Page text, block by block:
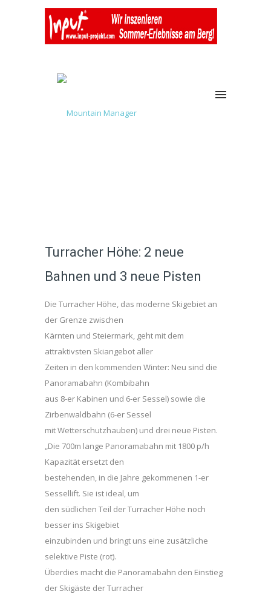
Turracher Höhe: 2 neue
Bahnen und 3 neue Pisten
Die Turracher Höhe, das moderne Skigebiet an
der Grenze zwischen
Kärnten und Steiermark, geht mit dem
attraktivsten Skiangebot aller
Zeiten in den kommenden Winter: Neu sind die
Panoramabahn (Kombibahn
aus 8-er Kabinen und 6-er Sessel) sowie die
Zirbenwaldbahn (6-er Sessel
mit Wetterschutzhauben) und drei neue Pisten.
„Die 700m lange Panoramabahn mit 1800 p/h
Kapazität ersetzt den
bestehenden, in die Jahre gekommenen 1-er
Sessellift. Sie ist ideal, um
den südlichen Teil der Turracher Höhe noch
besser ins Skigebiet
einzubinden und bringt uns eine zusätzliche
selektive Piste (rot).
Überdies macht die Panoramabahn den Einstieg
der Skigäste der Turracher